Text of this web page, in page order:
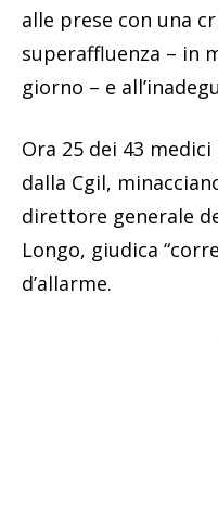
alle prese con una
superaffluenza – in
giorno – e
Ora 25 dei 43
dalla Cgil,
direttore generale
Longo, giudica
d’allarme.